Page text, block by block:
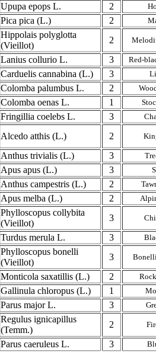
Upupa epops L. 2
Pica pica (L.) 2
Hippolais polyglotta
(Vieillot)
2
Lanius collurio L. 3 Red-
Carduelis cannabina (L.) 3
Colomba palumbus L. 2
Colomba oenas L. 1
Fringillia coelebs L. 3
Alcedo atthis (L.) 2
Anthus trivialis (L.) 3
Apus apus (L.) 3
Anthus campestris (L.) 2
Apus melba (L.) 2
Phylloscopus collybita
(Vieillot)
3
Turdus merula L. 3
Phylloscopus bonelli
(Vieillot)
3
Monticola saxatillis (L.) 2
Gallinula chloropus (L.) 1
Parus major L. 3
Regulus ignicapillus
(Temm.)
2
Parus caeruleus L. 3